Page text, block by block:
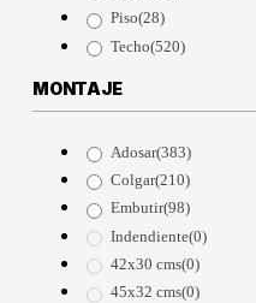
Piso(28)
Techo(520)
MONTAJE
Adosar(383)
Colgar(210)
Embutir(98)
Indendiente(0)
42x30 cms(0)
45x32 cms(0)